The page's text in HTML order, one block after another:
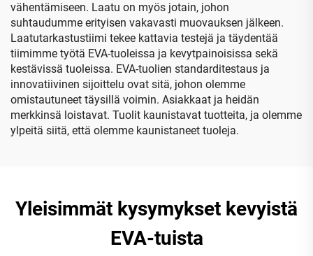
vähentämiseen. Laatu on myös jotain, johon
suhtaudumme erityisen vakavasti muovauksen jälkeen.
Laatutarkastustiimi tekee kattavia testejä ja täydentää
tiimimme työtä EVA-tuoleissa ja kevytpainoisissa sekä
kestävissä tuoleissa. EVA-tuolien standarditestaus ja
innovatiivinen sijoittelu ovat sitä, johon olemme
omistautuneet täysillä voimin. Asiakkaat ja heidän
merkkinsä loistavat. Tuolit kaunistavat tuotteita, ja olemme
ylpeitä siitä, että olemme kaunistaneet tuoleja.
Yleisimmät kysymykset kevyistä
EVA-tuista